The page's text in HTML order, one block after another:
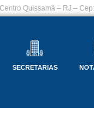
Quissamã – RJ –
SECRETARIAS